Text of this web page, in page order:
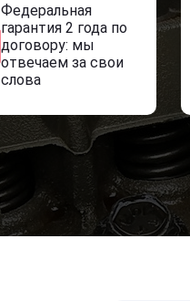
Федеральная
гарантия 2 года по
договору: мы
отвечаем за свои
слова